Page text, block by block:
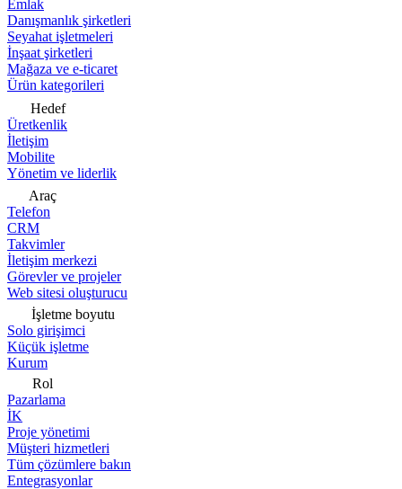
Emlak
Danışmanlık şirketleri
Seyahat işletmeleri
İnşaat şirketleri
Mağaza ve e-ticaret
Ürün kategorileri
Hedef
Üretkenlik
İletişim
Mobilite
Yönetim ve liderlik
Araç
Telefon
CRM
Takvimler
İletişim merkezi
Görevler ve projeler
Web sitesi oluşturucu
İşletme boyutu
Solo girişimci
Küçük işletme
Kurum
Rol
Pazarlama
İK
Proje yönetimi
Müşteri hizmetleri
Tüm çözümlere bakın
Entegrasyonlar